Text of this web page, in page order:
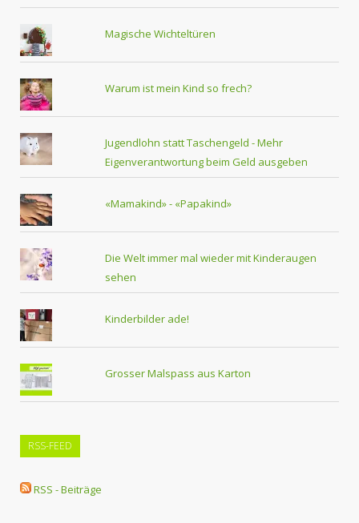
Magische Wichteltüren
Warum ist mein Kind so frech?
Jugendlohn statt Taschengeld - Mehr
Eigenverantwortung beim Geld ausgeben
«Mamakind» - «Papakind»
Die Welt immer mal wieder mit Kinderaugen
sehen
Kinderbilder ade!
Grosser Malspass aus Karton
RSS-FEED
RSS - Beiträge